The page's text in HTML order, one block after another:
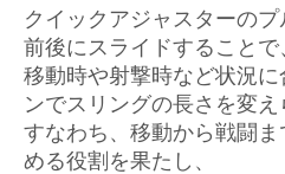
クイックアジャスターの
前後にスライドすることで
移動時や射撃時など状況
ンでスリングの長さを変え
すなわち、移動から戦闘
める役割を果たし、